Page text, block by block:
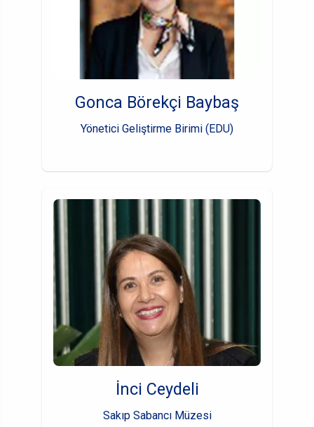
Gonca Börekçi Baybaş
Yönetici Geliştirme Birimi (EDU)
İnci Ceydeli
Sakıp Sabancı Müzesi